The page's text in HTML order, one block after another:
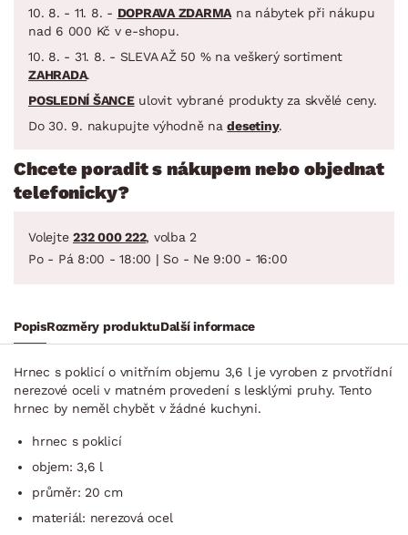
10. 8. - 11. 8. - DOPRAVA ZDARMA na nábytek při nákupu
nad 6 000 Kč v e-shopu.
10. 8. - 31. 8. - SLEVA AŽ 50 % na veškerý sortiment
ZAHRADA.
POSLEDNÍ ŠANCEulovit vybrané produkty za skvělé ceny.
Do 30. 9. nakupujte výhodně nadesetiny.
Chcete poradit s nákupem nebo objednat
telefonicky?
Volejte 232 000 222, volba 2
Po - Pá 8:00 - 18:00 | So - Ne 9:00 - 16:00
PopisRozměry produktuDalší informace
Hrnec s poklicí o vnitřním objemu 3,6 l je vyroben z prvotřídní
nerezové oceli v matném provedení s lesklými pruhy. Tento
hrnec by neměl chybět v žádné kuchyni.
hrnec s poklicí
objem: 3,6 l
průměr: 20 cm
materiál: nerezová ocel